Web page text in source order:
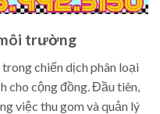
trường
chiến dịch phân loại
cho cộng đồng. Đầu tiên,
việc thu gom và quản lý